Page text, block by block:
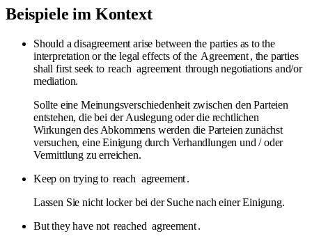
Beispiele im Kontext
Should a disagreement arise between the parties as to the
interpretation or the legal effects of the Agreement, the parties
shall first seek to reach agreement through negotiations and/or
mediation.
Sollte eine Meinungsverschiedenheit zwischen den Parteien
entstehen, die bei der Auslegung oder die rechtlichen
Wirkungen des Abkommens werden die Parteien zunächst
versuchen, eine Einigung durch Verhandlungen und / oder
Vermittlung zu erreichen.
Keep on trying to reach agreement.
Lassen Sie nicht locker bei der Suche nach einer Einigung.
But they have not reached agreement.